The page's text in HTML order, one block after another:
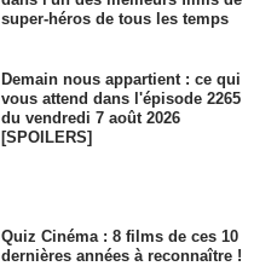
super-héros de tous les temps
Demain nous appartient : ce qui
vous attend dans l'épisode 2265
du vendredi 7 août 2026
[SPOILERS]
Quiz Cinéma : 8 films de ces 10
dernières années à reconnaître !